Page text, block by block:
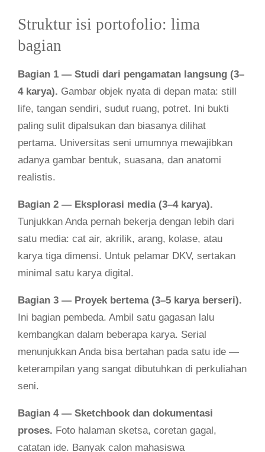
Struktur isi portofolio: lima
bagian
Bagian 1 — Studi dari pengamatan langsung (3–
4 karya). Gambar objek nyata di depan mata: still
life, tangan sendiri, sudut ruang, potret. Ini bukti
paling sulit dipalsukan dan biasanya dilihat
pertama. Universitas seni umumnya mewajibkan
adanya gambar bentuk, suasana, dan anatomi
realistis.
Bagian 2 — Eksplorasi media (3–4 karya).
Tunjukkan Anda pernah bekerja dengan lebih dari
satu media: cat air, akrilik, arang, kolase, atau
karya tiga dimensi. Untuk pelamar DKV, sertakan
minimal satu karya digital.
Bagian 3 — Proyek bertema (3–5 karya berseri).
Ini bagian pembeda. Ambil satu gagasan lalu
kembangkan dalam beberapa karya. Serial
menunjukkan Anda bisa bertahan pada satu ide —
keterampilan yang sangat dibutuhkan di perkuliahan
seni.
Bagian 4 — Sketchbook dan dokumentasi
proses. Foto halaman sketsa, coretan gagal,
catatan ide. Banyak calon mahasiswa